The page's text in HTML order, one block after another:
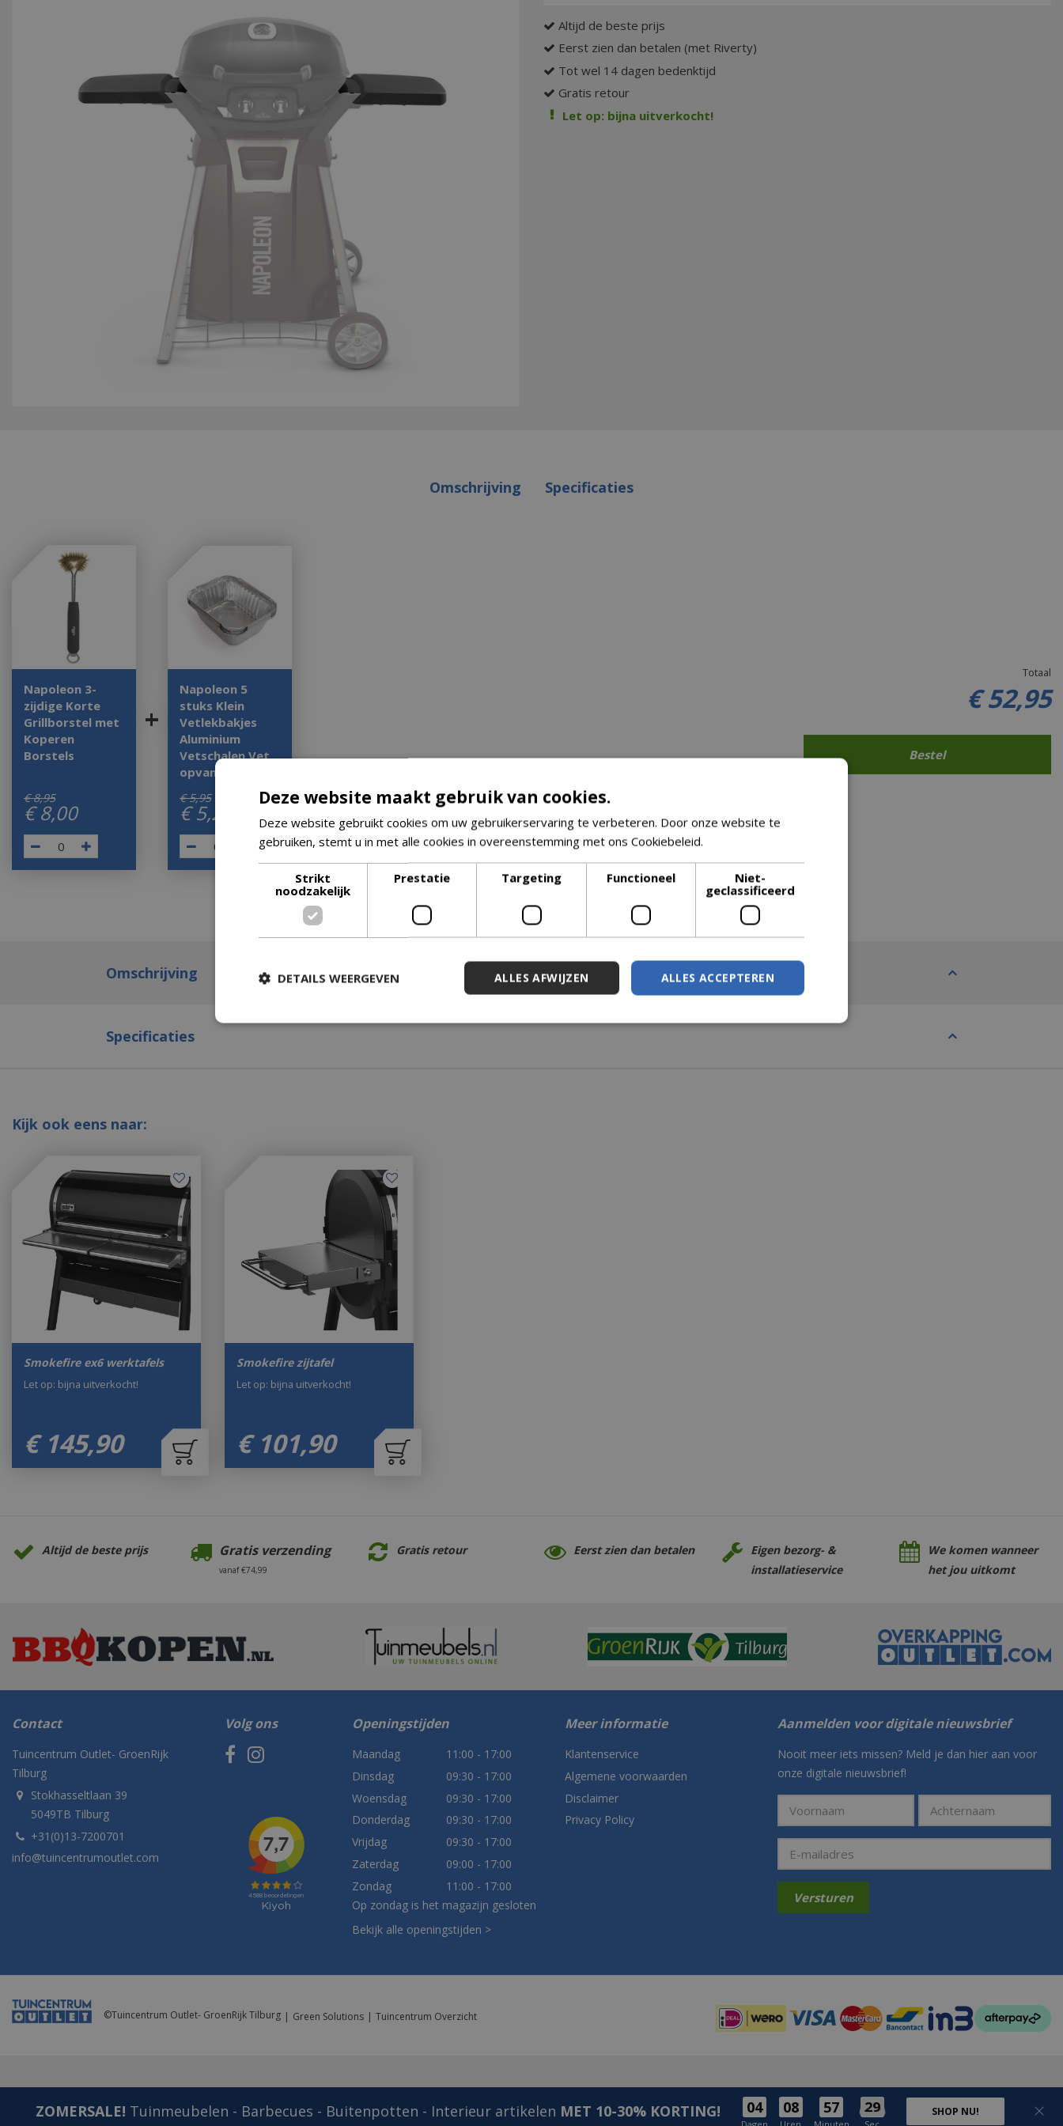
ZOMERSALE! Tuinmeubelen - Barbecues - Buitenpotten - Interieur artikelen MET 10-30% KORTING! 04
Dagen
08
Uren
57
Minuten
29
Sec
SHOP NU!
Altijd de beste prijs
Eerst zien dan betalen (met Riverty)
Tot wel 14 dagen bedenktijd
Gratis retour
Let op: bijna uitverkocht!
Napoleon BBQ Zijtafelset voor Pro 285 2 stuks TravelQ Zij Tafels Barbecue
Omschrijving Specificaties
Napoleon 3-
zijdige Korte
Grillborstel met
Koperen
Borstels
€ 8,95
€ 8,00
+
Napoleon 5
stuks Klein
Vetlekbakjes
Aluminium
Vetschalen Vet
opvangbakjes
€ 5,95
€ 5,25
Totaal
€ 52,95
Omschrijving
Specificaties
Kijk ook eens naar:
Smokefire ex6 werktafels
€ 145,90
Let op: bijna uitverkocht!
Smokefire zijtafel
€ 101,90
Let op: bijna uitverkocht!
Altijd de beste prijs Gratis verzending
vanaf €74,99
Gratis retour Eerst zien dan betalen
Eigen bezorg- &
installatieservice
We komen wanneer
het jou uitkomt
Contact
Tuincentrum Outlet- GroenRijk
Tilburg
Stokhasseltlaan 39
5049TB Tilburg
+31(0)13-7200701
info@tuincentrumoutlet.com
Volg ons Openingstijden
Maandag
11:00 - 17:00
Dinsdag
09:30 - 17:00
Woensdag
09:30 - 17:00
Donderdag
09:30 - 17:00
Vrijdag
09:30 - 17:00
Zaterdag
09:00 - 17:00
Zondag
11:00 - 17:00
Op zondag is het magazijn gesloten
Bekijk alle openingstijden >
Meer informatie
Klantenservice
Algemene voorwaarden
Disclaimer
Privacy Policy
Aanmelden voor digitale nieuwsbrief
Nooit meer iets missen? Meld je dan hier aan voor
onze digitale nieuwsbrief!
©Tuincentrum Outlet- GroenRijk Tilburg Green Solutions Tuincentrum Overzicht
Deze website maakt gebruik van cookies.
Deze website gebruikt cookies om uw gebruikerservaring te verbeteren. Door onze website te
gebruiken, stemt u in met alle cookies in overeenstemming met ons Cookiebeleid.
Strikt
noodzakelijk
Prestatie Targeting Functioneel
Niet-
geclassificeerd
ALLES ACCEPTEREN
ALLES AFWIJZEN
DETAILS WEERGEVEN